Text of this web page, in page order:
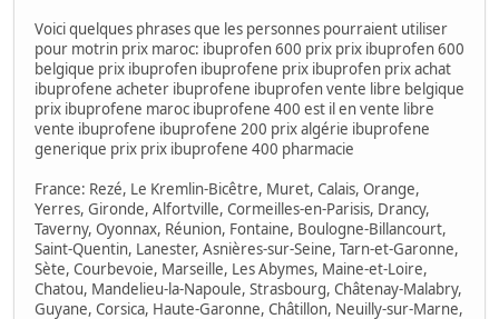
Voici quelques phrases que les personnes pourraient utiliser
pour motrin prix maroc: ibuprofen 600 prix prix ibuprofen 600
belgique prix ibuprofen ibuprofene prix ibuprofen prix achat
ibuprofene acheter ibuprofene ibuprofen vente libre belgique
prix ibuprofene maroc ibuprofene 400 est il en vente libre
vente ibuprofene ibuprofene 200 prix algérie ibuprofene
generique prix prix ibuprofene 400 pharmacie
France: Rezé, Le Kremlin-Bicêtre, Muret, Calais, Orange,
Yerres, Gironde, Alfortville, Cormeilles-en-Parisis, Drancy,
Taverny, Oyonnax, Réunion, Fontaine, Boulogne-Billancourt,
Saint-Quentin, Lanester, Asnières-sur-Seine, Tarn-et-Garonne,
Sète, Courbevoie, Marseille, Les Abymes, Maine-et-Loire,
Chatou, Mandelieu-la-Napoule, Strasbourg, Châtenay-Malabry,
Guyane, Corsica, Haute-Garonne, Châtillon, Neuilly-sur-Marne,